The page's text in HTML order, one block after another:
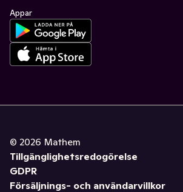
Appar
© 2026 Mathem
Tillgänglighetsredogörelse
GDPR
Försäljnings- och användarvillkor